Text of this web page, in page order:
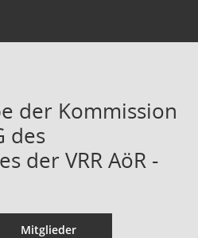
der Kommission
des
der VRR AöR -
Mitglieder